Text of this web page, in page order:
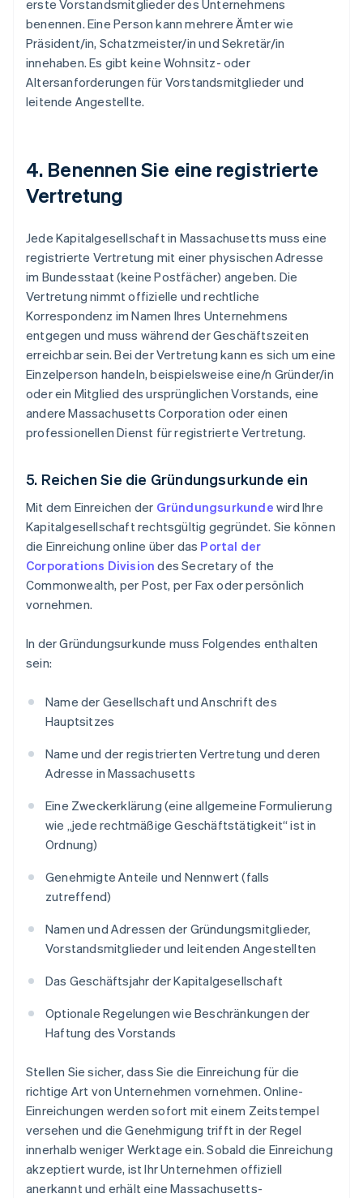
erste Vorstandsmitglieder des Unternehmens
benennen. Eine Person kann mehrere Ämter wie
Präsident/in, Schatzmeister/in und Sekretär/in
innehaben. Es gibt keine Wohnsitz- oder
Altersanforderungen für Vorstandsmitglieder und
leitende Angestellte.
4. Benennen Sie eine registrierte
Vertretung
Jede Kapitalgesellschaft in Massachusetts muss eine
registrierte Vertretung mit einer physischen Adresse
im Bundesstaat (keine Postfächer) angeben. Die
Vertretung nimmt offizielle und rechtliche
Korrespondenz im Namen Ihres Unternehmens
entgegen und muss während der Geschäftszeiten
erreichbar sein. Bei der Vertretung kann es sich um eine
Einzelperson handeln, beispielsweise eine/n Gründer/in
oder ein Mitglied des ursprünglichen Vorstands, eine
andere Massachusetts Corporation oder einen
professionellen Dienst für registrierte Vertretung.
5. Reichen Sie die Gründungsurkunde ein
Mit dem Einreichen der Gründungsurkunde wird Ihre
Kapitalgesellschaft rechtsgültig gegründet. Sie können
die Einreichung online über das Portal der
Corporations Division des Secretary of the
Commonwealth, per Post, per Fax oder persönlich
vornehmen.
In der Gründungsurkunde muss Folgendes enthalten
sein:
Name der Gesellschaft und Anschrift des
Hauptsitzes
Name und der registrierten Vertretung und deren
Adresse in Massachusetts
Eine Zweckerklärung (eine allgemeine Formulierung
wie „jede rechtmäßige Geschäftstätigkeit“ ist in
Ordnung)
Genehmigte Anteile und Nennwert (falls
zutreffend)
Namen und Adressen der Gründungsmitglieder,
Vorstandsmitglieder und leitenden Angestellten
Das Geschäftsjahr der Kapitalgesellschaft
Optionale Regelungen wie Beschränkungen der
Haftung des Vorstands
Stellen Sie sicher, dass Sie die Einreichung für die
richtige Art von Unternehmen vornehmen. Online-
Einreichungen werden sofort mit einem Zeitstempel
versehen und die Genehmigung trifft in der Regel
innerhalb weniger Werktage ein. Sobald die Einreichung
akzeptiert wurde, ist Ihr Unternehmen offiziell
anerkannt und erhält eine Massachusetts-